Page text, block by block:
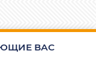
ВАС